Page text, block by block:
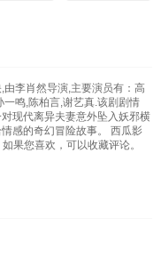
由李肖然导演,主要演员有：高
鸣,陈柏言,谢艺真.该剧剧情
现代离异夫妻意外坠入妖邪横
感的奇幻冒险故事。 西瓜影
果您喜欢，可以收藏评论。